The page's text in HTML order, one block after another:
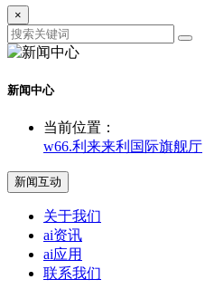
×
新闻中心
当前位置：
w66.利来来利国际旗舰厅
新闻互动
关于我们
ai资讯
ai应用
联系我们